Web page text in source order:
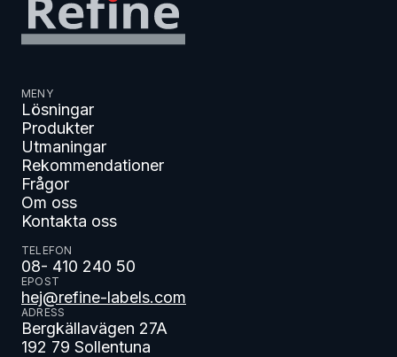
MENY
Lösningar
Produkter
Utmaningar
Rekommendationer
Frågor
Om oss
Kontakta oss
TELEFON
08- 410 240 50
EPOST
hej@refine-labels.com
ADRESS
Bergkällavägen 27A
192 79 Sollentuna